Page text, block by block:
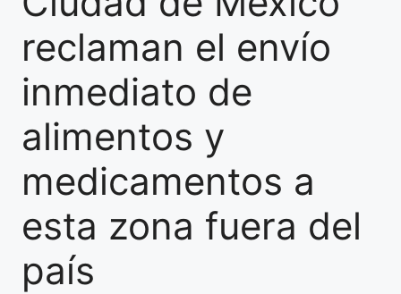
reclaman el envío
inmediato de
alimentos y
medicamentos a
esta zona fuera del
país